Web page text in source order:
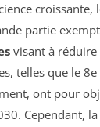
croissante,
partie
visant à réduire
telles que le
ont pour
Cependant,